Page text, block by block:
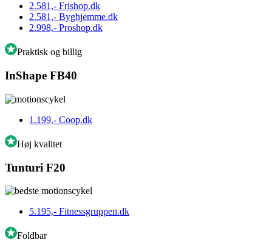
2.581,- Frishop.dk
2.581,- Byghjemme.dk
2.998,- Proshop.dk
Praktisk og billig
InShape FB40
1.199,- Coop.dk
Høj kvalitet
Tunturi F20
5.195,- Fitnessgruppen.dk
Foldbar